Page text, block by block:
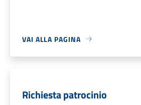
VAI ALLA PAGINA
Richiesta patrocinio